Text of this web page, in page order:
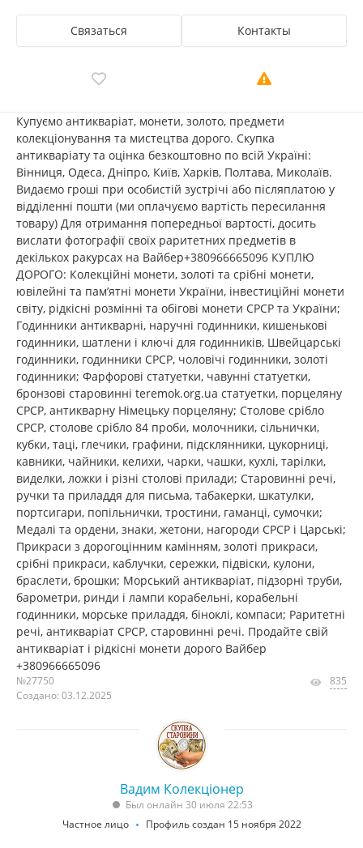
Связаться Контакты
Купуємо антикваріат, монети, золото, предмети
колекціонування та мистецтва дорого. Скупка
антикваріату та оцінка безкоштовно по всій Україні:
Вінниця, Одеса, Дніпро, Київ, Харків, Полтава, Миколаїв.
Видаємо гроші при особистій зустрічі або післяплатою у
відділенні пошти (ми оплачуємо вартість пересилання
товару) Для отримання попередньої вартості, досить
вислати фотографії своїх раритетних предметів в
декількох ракурсах на Вайбер+380966665096 КУПЛЮ
ДОРОГО: Колекційні монети, золоті та срібні монети,
ювілейні та пам’ятні монети України, інвестиційні монети
світу, рідкісні розмінні та обігові монети СРСР та України;
Годинники антикварні, наручні годинники, кишенькові
годинники, шатлени і ключі для годинників, Швейцарські
годинники, годинники СРСР, чоловічі годинники, золоті
годинники; Фарфорові статуетки, чавунні статуетки,
бронзові старовинні teremok.org.ua статуетки, порцеляну
СРСР, антикварну Німецьку порцеляну; Столове срібло
СРСР, столове срібло 84 проби, молочники, сільнички,
кубки, таці, глечики, графини, підсклянники, цукорниці,
кавники, чайники, келихи, чарки, чашки, кухлі, тарілки,
виделки, ложки і різні столові прилади; Старовинні речі,
ручки та приладдя для письма, табакерки, шкатулки,
портсигари, попільнички, тростини, гаманці, сумочки;
Медалі та ордени, знаки, жетони, нагороди СРСР і Царські;
Прикраси з дорогоцінним камінням, золоті прикраси,
срібні прикраси, каблучки, сережки, підвіски, кулони,
браслети, брошки; Морський антикваріат, підзорні труби,
барометри, ринди і лампи корабельні, корабельні
годинники, морське приладдя, біноклі, компаси; Раритетні
речі, антикваріат СРСР, старовинні речі. Продайте свій
антикваріат і рідкісні монети дорого Вайбер
+380966665096
№27750
Создано: 03.12.2025
835
Вадим Колекціонер
Был онлайн 30 июля 22:53
Частное лицо
Профиль создан 15 ноября 2022